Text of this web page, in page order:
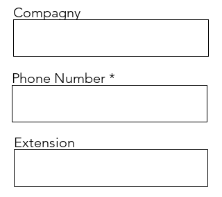
Compagny
Phone Number
Extension